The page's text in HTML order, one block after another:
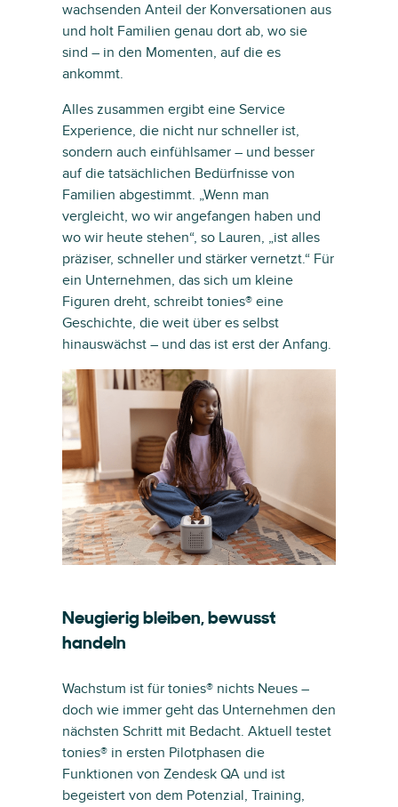
wachsenden Anteil der Konversationen aus
und holt Familien genau dort ab, wo sie
sind – in den Momenten, auf die es
ankommt.
Alles zusammen ergibt eine Service
Experience, die nicht nur schneller ist,
sondern auch einfühlsamer – und besser
auf die tatsächlichen Bedürfnisse von
Familien abgestimmt. „Wenn man
vergleicht, wo wir angefangen haben und
wo wir heute stehen“, so Lauren, „ist alles
präziser, schneller und stärker vernetzt.“ Für
ein Unternehmen, das sich um kleine
Figuren dreht, schreibt tonies® eine
Geschichte, die weit über es selbst
hinauswächst – und das ist erst der Anfang.
Neugierig bleiben, bewusst
handeln
Wachstum ist für tonies® nichts Neues –
doch wie immer geht das Unternehmen den
nächsten Schritt mit Bedacht. Aktuell testet
tonies® in ersten Pilotphasen die
Funktionen von Zendesk QA und ist
begeistert von dem Potenzial, Training,